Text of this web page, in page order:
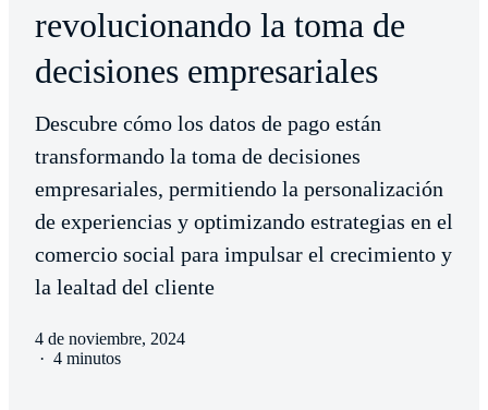
revolucionando la toma de
decisiones empresariales
Descubre cómo los datos de pago están
transformando la toma de decisiones
empresariales, permitiendo la personalización
de experiencias y optimizando estrategias en el
comercio social para impulsar el crecimiento y
la lealtad del cliente
4 de noviembre, 2024
· 4 minutos